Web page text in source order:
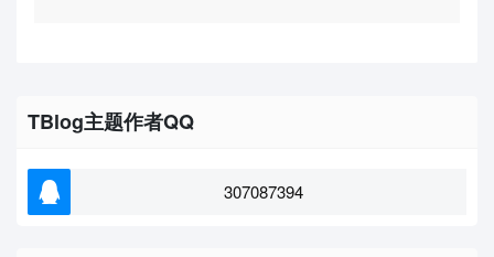
TBlog主题作者QQ
307087394